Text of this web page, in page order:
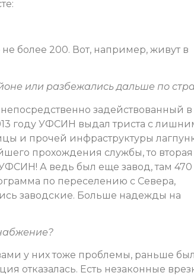
более 200. Вот, например, живут в
или разбежались дальше по
задействованный в
году УФСИН выдал триста с
и прочей инфраструктуры
прохождения службы, то вторая
А ведь был еще завод, там 470
по переселению с Севера,
заводские. Больше надежды на
у них тоже проблемы, раньше был
отказалась. Есть незаконные